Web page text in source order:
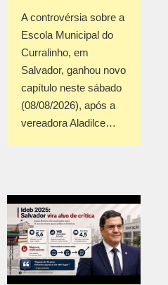
A controvérsia sobre a
Escola Municipal do
Curralinho, em
Salvador, ganhou novo
capítulo neste sábado
(08/08/2026), após a
vereadora Aladilce…